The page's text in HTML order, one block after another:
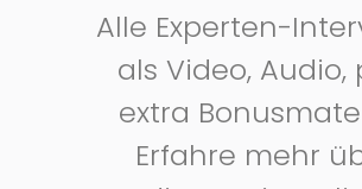
Alle Experten-
als Video, Audio,
extra
Erfahre mehr